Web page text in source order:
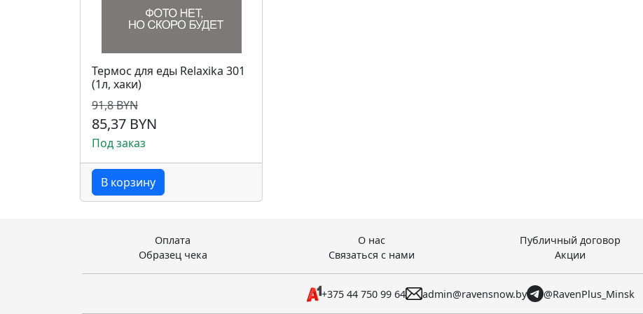
Термос для еды Relaxika 301
(1л, хаки)
91,8 BYN
85,37 BYN
Под заказ
В корзину
Оплата О нас Публичный договор
Образец чека
Связаться с нами Акции
+375 44 750 99 64 admin@ravensnow.by @RavenPlus_Minsk